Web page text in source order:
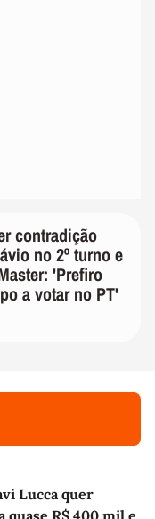
contradição
no 2º turno e
'Prefiro
a votar no PT'
Lucca quer